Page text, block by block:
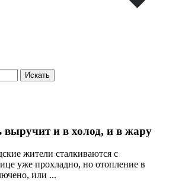
выручит и в холод, и в жару
жители сталкиваются с
уже прохладно, но отопление в
или ...